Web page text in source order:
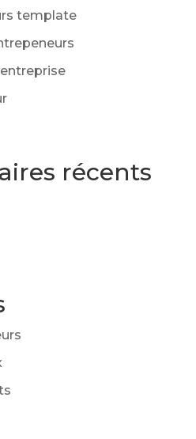
template
récents